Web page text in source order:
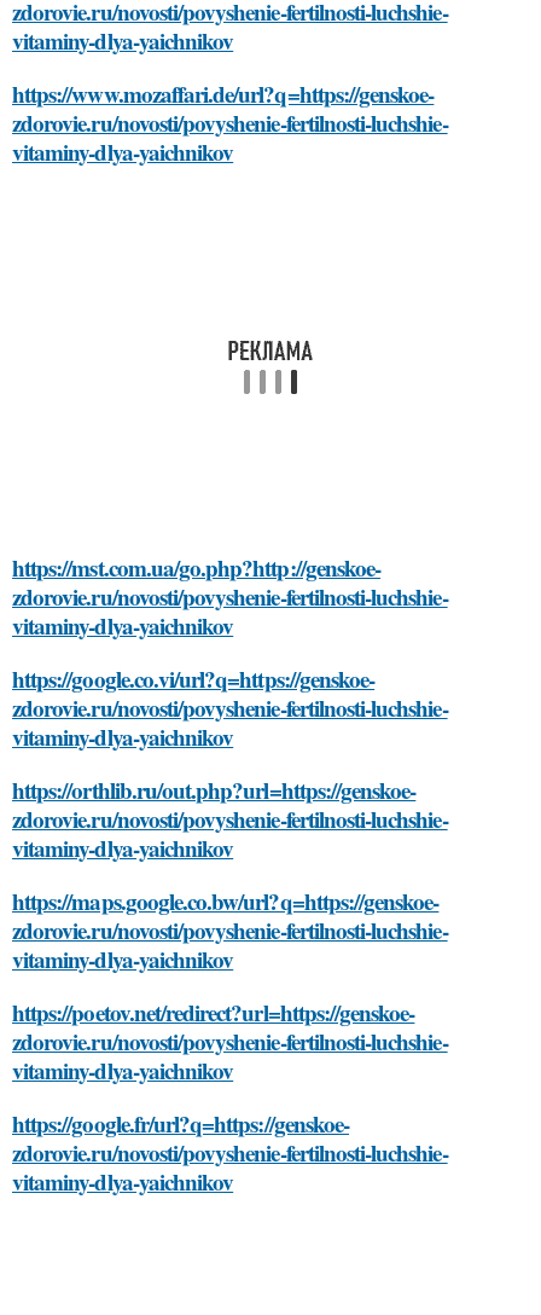
zdorovie.ru/novosti/povyshenie-fertilnosti-luchshie-
vitaminy-dlya-yaichnikov
https://www.mozaffari.de/url?q=https://genskoe-
zdorovie.ru/novosti/povyshenie-fertilnosti-luchshie-
vitaminy-dlya-yaichnikov
https://mst.com.ua/go.php?http://genskoe-
zdorovie.ru/novosti/povyshenie-fertilnosti-luchshie-
vitaminy-dlya-yaichnikov
https://google.co.vi/url?q=https://genskoe-
zdorovie.ru/novosti/povyshenie-fertilnosti-luchshie-
vitaminy-dlya-yaichnikov
https://orthlib.ru/out.php?url=https://genskoe-
zdorovie.ru/novosti/povyshenie-fertilnosti-luchshie-
vitaminy-dlya-yaichnikov
https://maps.google.co.bw/url?q=https://genskoe-
zdorovie.ru/novosti/povyshenie-fertilnosti-luchshie-
vitaminy-dlya-yaichnikov
https://poetov.net/redirect?url=https://genskoe-
zdorovie.ru/novosti/povyshenie-fertilnosti-luchshie-
vitaminy-dlya-yaichnikov
https://google.fr/url?q=https://genskoe-
zdorovie.ru/novosti/povyshenie-fertilnosti-luchshie-
vitaminy-dlya-yaichnikov